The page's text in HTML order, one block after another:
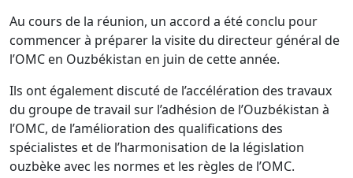
Au cours de la réunion, un accord a été conclu pour
commencer à préparer la visite du directeur général de
l’OMC en Ouzbékistan en juin de cette année.
Ils ont également discuté de l’accélération des travaux
du groupe de travail sur l’adhésion de l’Ouzbékistan à
l’OMC, de l’amélioration des qualifications des
spécialistes et de l’harmonisation de la législation
ouzbèke avec les normes et les règles de l’OMC.